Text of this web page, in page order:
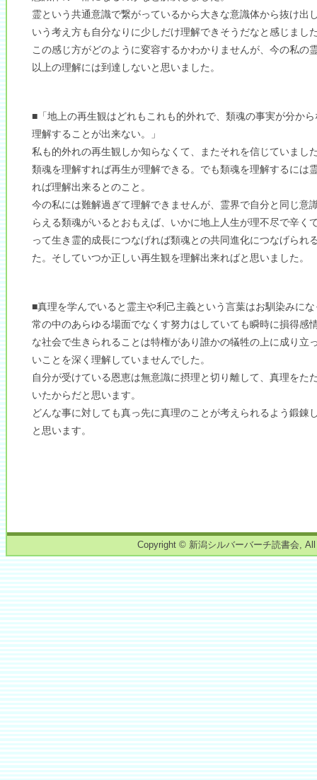
霊という共通意識で繋がっているから大きな意識体から抜け出
いう考え方も自分なりに少しだけ理解できそうだなと感じまし
この感じ方がどのように変容するかわかりませんが、今の私の
以上の理解には到達しないと思いました。
■「地上の再生観はどれもこれも的外れで、類魂の事実が分か
理解することが出来ない。」
私も的外れの再生観しか知らなくて、またそれを信じていまし
類魂を理解すれば再生が理解できる。でも類魂を理解するには
れば理解出来るとのこと。
今の私には難解過ぎて理解できませんが、霊界で自分と同じ意
らえる類魂がいるとおもえば、いかに地上人生が理不尽で辛く
って生き霊的成長につなげれば類魂との共同進化につなげられ
た。そしていつか正しい再生観を理解出来ればと思いました。
■真理を学んでいると霊主や利己主義という言葉はお馴染みに
常の中のあらゆる場面でなくす努力はしていても瞬時に損得感
な社会で生きられることは特権があり誰かの犠牲の上に成り立
いことを深く理解していませんでした。
自分が受けている恩恵は無意識に摂理と切り離して、真理をた
いたからだと思います。
どんな事に対しても真っ先に真理のことが考えられるよう鍛錬
と思います。
Copyright © 新潟シルバーバーチ読書会,